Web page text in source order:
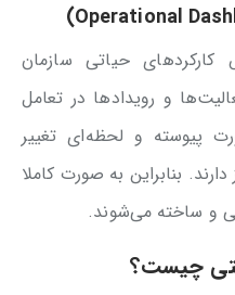
کارکردهای حیاتی سازمان
و رویدادها در تعامل
پیوسته و لحظه‌ای تغییر
بنابراین به صورت کاملا
و ساخته می‌شوند.
چیست؟